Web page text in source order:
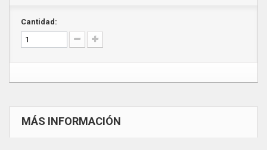
Cantidad:
MÁS INFORMACIÓN